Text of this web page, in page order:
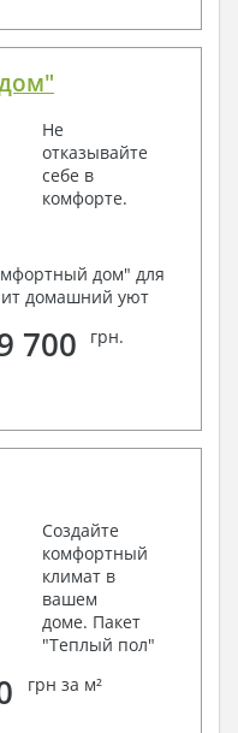
Не
отказывайте
себе в
комфорте.
дом" для
домашний уют
700 грн.
Создайте
комфортный
климат в
вашем
доме. Пакет
"Теплый пол"
грн за м²